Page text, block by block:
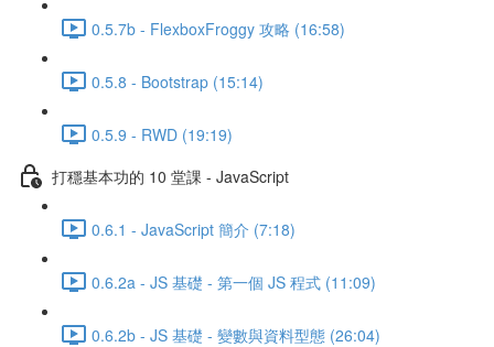
0.5.7b - FlexboxFroggy 攻略 (16:58)
0.5.8 - Bootstrap (15:14)
0.5.9 - RWD (19:19)
打穩基本功的 10 堂課 - JavaScript
0.6.1 - JavaScript 簡介 (7:18)
0.6.2a - JS 基礎 - 第一個 JS 程式 (11:09)
0.6.2b - JS 基礎 - 變數與資料型態 (26:04)